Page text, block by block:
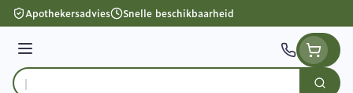
Ga naar de inhoud
Apothekersadvies Snelle beschikbaarheid
Menu
Zoek